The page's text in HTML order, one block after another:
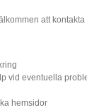
att
vid eventuella
hemsidor